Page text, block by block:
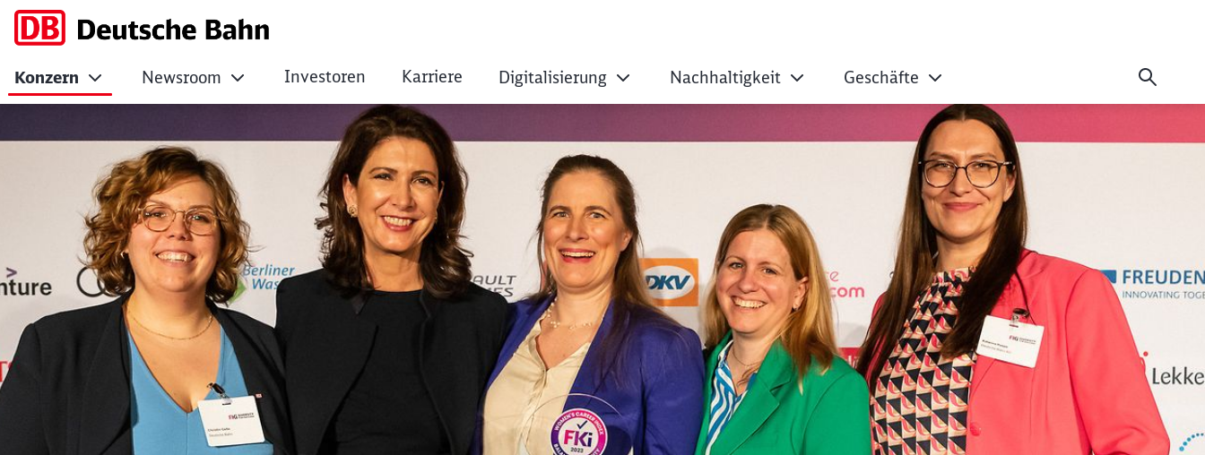
Vom FKi ausgezeichnet: DB ist frauenfreundlichstes
Konzern Newsroom Investoren Karriere Digitalisierung Nachhaltigkeit Geschäfte